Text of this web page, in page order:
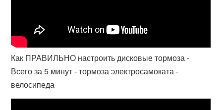
Как ПРАВИЛЬНО настроить дисковые тормоза -
Всего за 5 минут - тормоза электросамоката -
велосипеда